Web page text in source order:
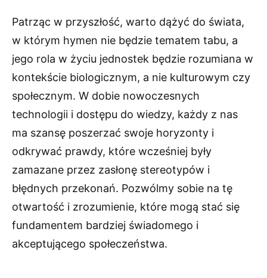
Patrząc w przyszłość, warto dążyć do świata,
w którym hymen nie będzie tematem tabu, a
jego rola w życiu jednostek będzie rozumiana w
kontekście biologicznym, a nie kulturowym czy
społecznym. W dobie nowoczesnych
technologii i dostępu do wiedzy, każdy z nas
ma szansę poszerzać swoje horyzonty i
odkrywać prawdy, które wcześniej były
zamazane przez zasłonę stereotypów i
błędnych przekonań. Pozwólmy sobie na tę
otwartość i zrozumienie, które mogą stać się
fundamentem bardziej świadomego i
akceptującego społeczeństwa.